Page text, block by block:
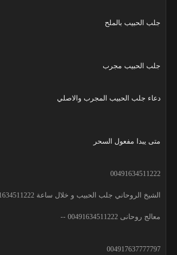
جلب الحبيب بالملح
جلب الحبيب مجرب
دعاء جلب الحبيب المجرب والاصلي
متى يبدا مفعول السحر
00491634511222
الشيخ الروحاني جلب الحبيب و خلال ساعة 00491634511222 لجلب الحبيب
معالج روحانى 00491634511222 --
004917637777797